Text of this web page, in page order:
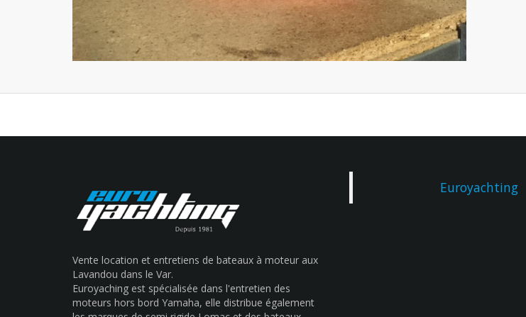
Vente location et entretiens de bateaux à moteur aux
Lavandou dans le Var.
Euroyaching est spécialisée dans l'entretien des
moteurs hors bord Yamaha, elle distribue également
Euroyachting